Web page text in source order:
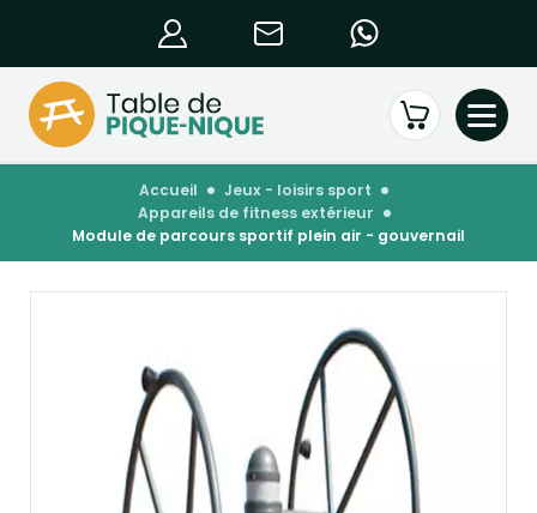
accueil
jeux - loisirs sport
appareils de fitness extérieur
module de parcours sportif plein air - gouvernail